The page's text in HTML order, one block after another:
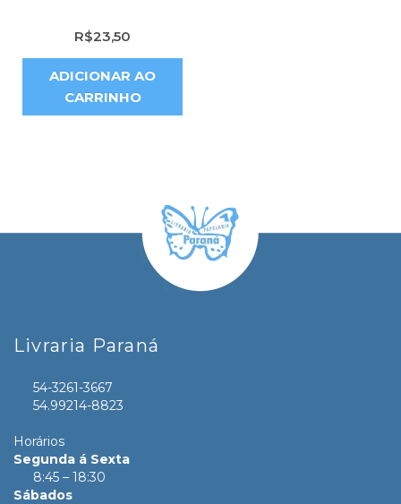
R$23,50
ADICIONAR AO
CARRINHO
Livraria Paraná
54-3261-3667
54.99214-8823
Horários
Segunda á Sexta
8:45 – 18:30
Sábados